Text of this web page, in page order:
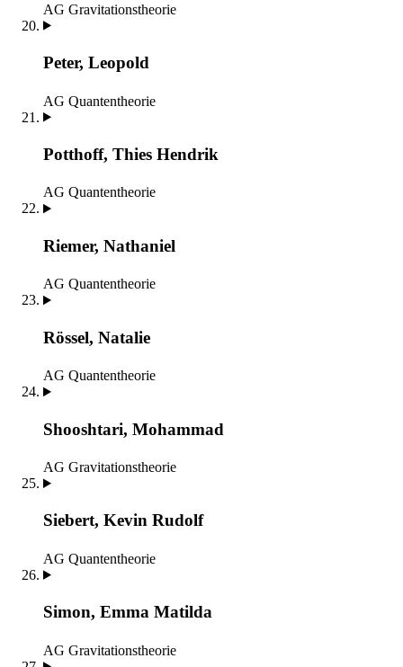
AG Gravitationstheorie
Peter, Leopold
AG Quantentheorie
Potthoff, Thies Hendrik
AG Quantentheorie
Riemer, Nathaniel
AG Quantentheorie
Rössel, Natalie
AG Quantentheorie
Shooshtari, Mohammad
AG Gravitationstheorie
Siebert, Kevin Rudolf
AG Quantentheorie
Simon, Emma Matilda
AG Gravitationstheorie